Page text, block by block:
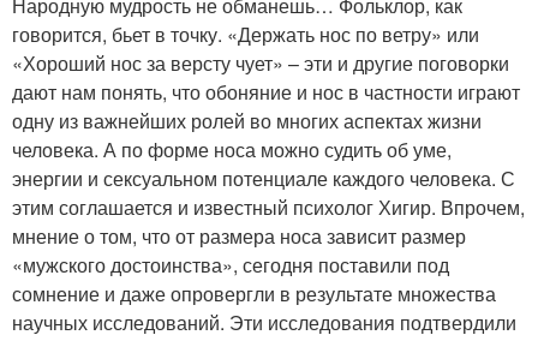
говорится, бьет в точку. «Держать нос по ветру» или
«Хороший нос за версту чует» – эти и другие поговорки
дают нам понять, что обоняние и нос в частности играют
одну из важнейших ролей во многих аспектах жизни
человека. А по форме носа можно судить об уме,
энергии и сексуальном потенциале каждого человека. С
этим соглашается и известный психолог Хигир. Впрочем,
мнение о том, что от размера носа зависит размер
«мужского достоинства», сегодня поставили под
сомнение и даже опровергли в результате множества
научных исследований. Эти исследования подтвердили